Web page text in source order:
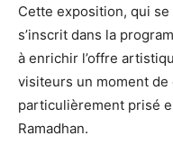
Cette exposition, qui se
s’inscrit dans la
à enrichir l’offre
visiteurs un moment
particulièrement prisé
Ramadhan.